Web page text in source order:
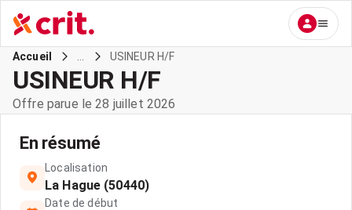
Accueil USINEUR H/F
USINEUR H/F
Offre parue le 28 juillet 2026
En résumé
Localisation
La Hague (50440)
Date de début